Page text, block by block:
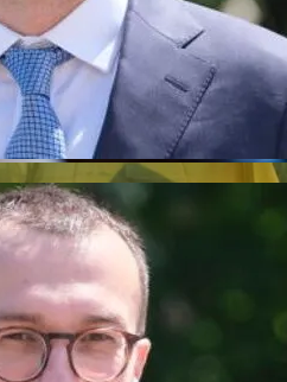
Объяснили Низкий Процент
В Раду
Владельцы
Всего Превышают